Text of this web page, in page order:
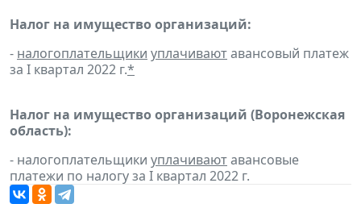
Налог на имущество организаций:
- налогоплательщики уплачиваютавансовый платеж
за I квартал 2022 г.*
Налог на имущество организаций (Воронежская
область):
- налогоплательщики уплачиваютавансовые
платежи по налогу за I квартал 2022 г.